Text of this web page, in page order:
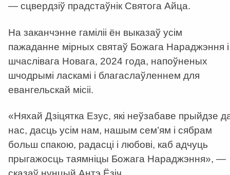
— сцвердзіў прадстаўнік Святога Айца.
На заканчэнне гаміліі ён выказаў усім
пажаданне мірных святаў Божага Нараджэння і
шчаслівага Новага, 2024 года, напоўненых
шчодрымі ласкамі і благаслаўленнем для
евангельскай місіі.
«Няхай Дзіцятка Езус, які неўзабаве прыйдзе
нас, дасць усім нам, нашым сем’ям і сябрам
больш спакою, радасці і любові, каб адчуць
прыгажосць таямніцы Божага Нараджэння», —